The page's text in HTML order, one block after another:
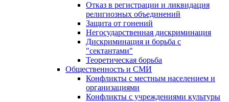
Отказ в регистрации и ликвидация
религиозных объединений
Защита от гонений
Негосударственная дискриминация
Дискриминация и борьба с
"сектантами"
Теоретическая борьба
Общественность и СМИ
Конфликты с местным населением и
организациями
Конфликты с учреждениями культуры